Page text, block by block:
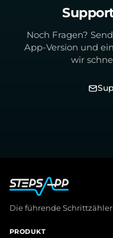
Noch Fragen?
App-Version und
wir
Die führende
PRODUKT